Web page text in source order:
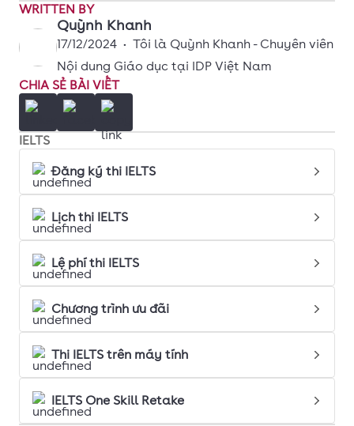
WRITTEN BY
Quỳnh Khanh
17/12/2024 • Tôi là Quỳnh Khanh - Chuyên viên
Nội dung Giáo dục tại IDP Việt Nam
CHIA SẺ BÀI VIẾT
IELTS
Đăng ký thi IELTS
Lịch thi IELTS
Lệ phí thi IELTS
Chương trình ưu đãi
Thi IELTS trên máy tính
IELTS One Skill Retake